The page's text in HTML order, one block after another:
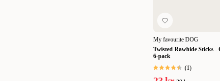
My favourite DOG
Twisted Rawhide Sticks -
6-pack
(1)